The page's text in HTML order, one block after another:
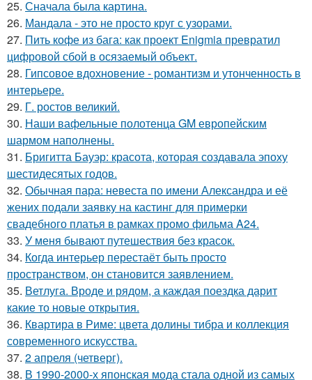
25. Сначала была картина.
26. Мандала - это не просто круг с узорами.
27. Пить кофе из бага: как проект Enigmia превратил
цифровой сбой в осязаемый объект.
28. Гипсовое вдохновение - романтизм и утонченность в
интерьере.
29. Г. ростов великий.
30. Наши вафельные полотенца GM европейским
шармом наполнены.
31. Бригитта Бауэр: красота, которая создавала эпоху
шестидесятых годов.
32. Обычная пара: невеста по имени Александра и её
жених подали заявку на кастинг для примерки
свадебного платья в рамках промо фильма A24.
33. У меня бывают путешествия без красок.
34. Когда интерьер перестаёт быть просто
пространством, он становится заявлением.
35. Ветлуга. Вроде и рядом, а каждая поездка дарит
какие то новые открытия.
36. Квартира в Риме: цвета долины тибра и коллекция
современного искусства.
37. 2 апреля (четверг).
38. В 1990-2000-х японская мода стала одной из самых